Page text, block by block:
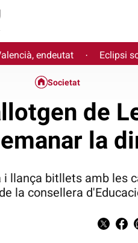
endeutat · Eclipsi
Societat
de
la
llança bitllets amb les
la consellera